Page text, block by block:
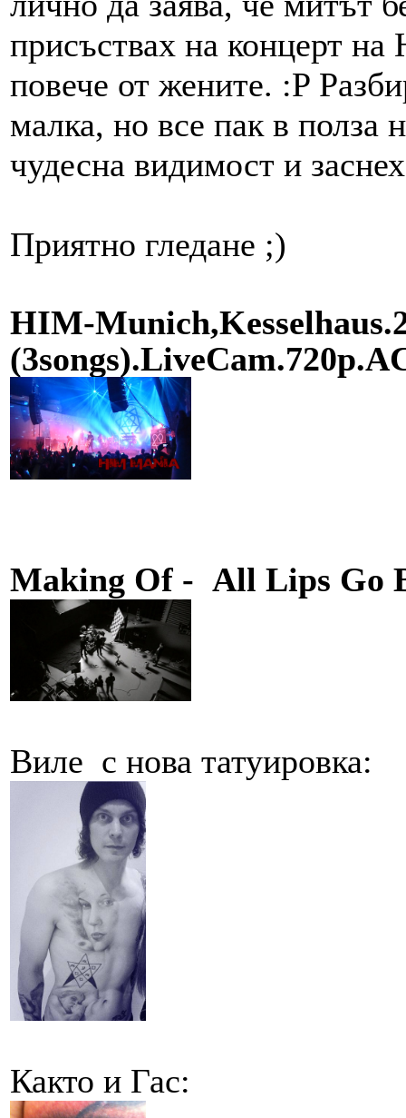
присъствах на концерт
повече от жените. :P
малка, но все пак в
чудесна видимост и
Приятно гледане ;)
HIM-
Making Of - All Lips Go
Виле с нова татуировка:
Както и Гас: